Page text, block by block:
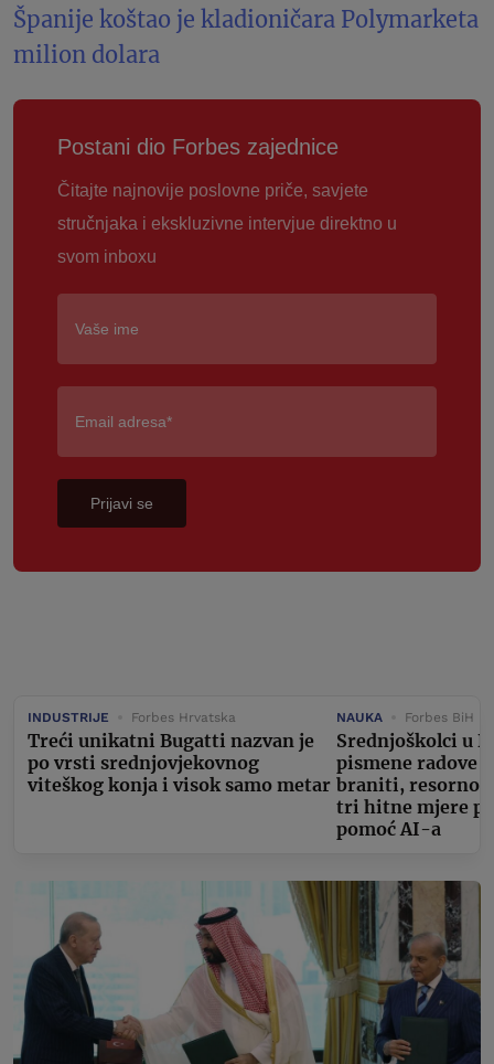
Španije koštao je kladioničara Polymarketa
milion dolara
Postani dio Forbes zajednice
Čitajte najnovije poslovne priče, savjete
stručnjaka i ekskluzivne intervjue direktno u
svom inboxu
Prijavi se
INDUSTRIJE Forbes Hrvatska
Treći unikatni Bugatti nazvan je
po vrsti srednjovjekovnog
viteškog konja i visok samo metar
NAUKA Forbes BiH
Srednjoškolci u
pismene radove
braniti, resorno
tri hitne mjere
pomoć AI-a